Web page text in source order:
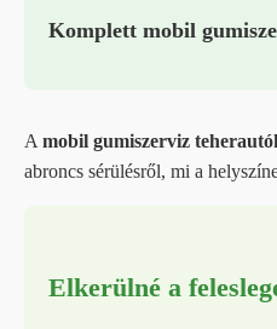
Komplett mobil
A mobil gumiszerviz
abroncs sérülésről, mi a
Elkerülné a